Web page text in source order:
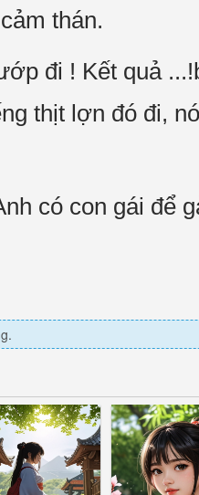
thán.
đi ! Kết quả
thịt lợn đó đi,
có con gái để